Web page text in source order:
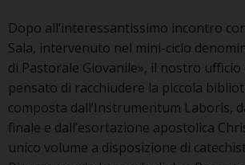
Dopo all’interessantissimo incontro
Sala, intervenuto nel mini-ciclo
di Pastorale Giovanile», il nostro ufficio
pensato di racchiudere la piccola
composta dall’Instrumentum Laboris,
finale e dall’esortazione apostolica
unico volume a disposizione di